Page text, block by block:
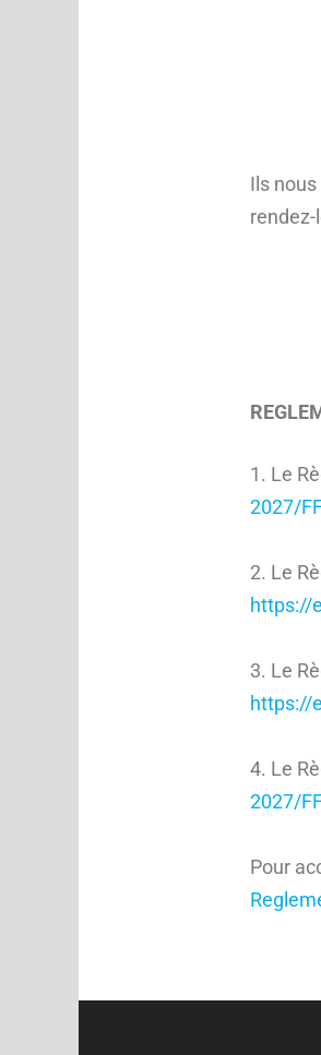
Ils
rendez-
1. Le
2027/
2. Le
https://
3. Le
https://
4. Le
2027/
Pour